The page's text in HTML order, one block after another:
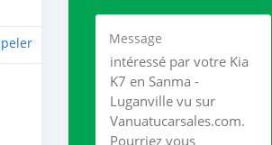
Message